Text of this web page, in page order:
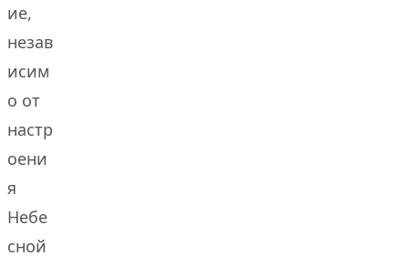
ие,
незав
исим
о от
настр
оени
я
Небе
сной